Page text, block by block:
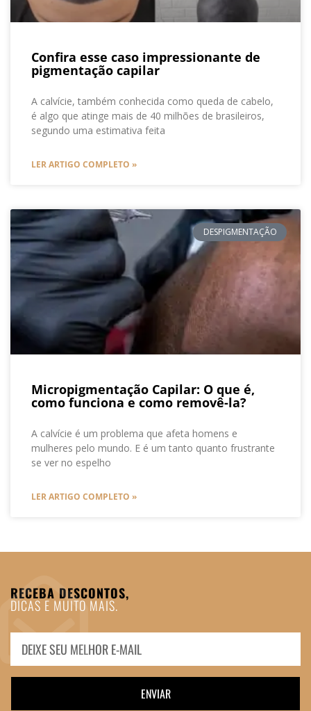
Confira esse caso impressionante de
pigmentação capilar
A calvície, também conhecida como queda de cabelo,
é algo que atinge mais de 40 milhões de brasileiros,
segundo uma estimativa feita
LER ARTIGO COMPLETO »
DESPIGMENTAÇÃO
Micropigmentação Capilar: O que é,
como funciona e como removê-la?
A calvície é um problema que afeta homens e
mulheres pelo mundo. E é um tanto quanto frustrante
se ver no espelho
LER ARTIGO COMPLETO »
RECEBA DESCONTOS,
DICAS E MUITO MAIS.
ENVIAR